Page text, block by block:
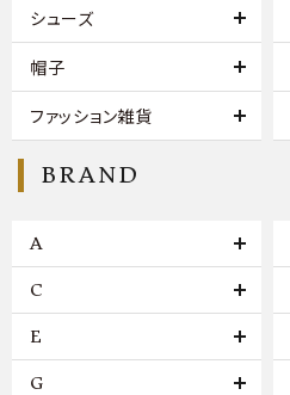
シューズ
帽子
ファッション雑貨
BRAND
A
C
E
G